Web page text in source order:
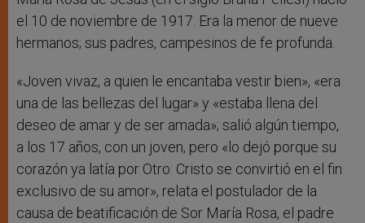
el 10 de noviembre de 1917. Era la menor de nueve
hermanos; sus padres, campesinos de fe profunda.
«Joven vivaz, a quien le encantaba vestir bien», «era
una de las bellezas del lugar» y «estaba llena del
deseo de amar y de ser amada»; salió algún tiempo,
a los 17 años, con un joven, pero «lo dejó porque su
corazón ya latía por Otro: Cristo se convirtió en el fin
exclusivo de su amor», relata el postulador de la
causa de beatificación de Sor María Rosa, el padre